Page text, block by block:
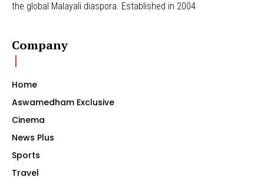
the global Malayali diaspora. Established in 2004
Company
Home
Aswamedham Exclusive
Cinema
News Plus
Sports
Travel